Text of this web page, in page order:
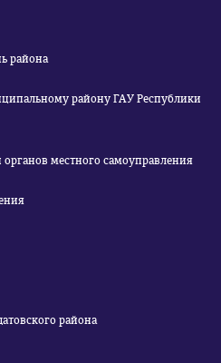
района
району ГАУ Республики
местного самоуправления
района